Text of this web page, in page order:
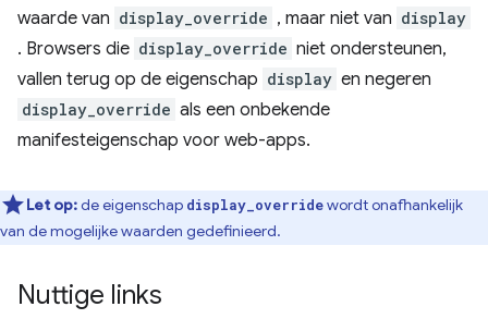
waarde van display_override , maar niet van display
. Browsers die display_override niet ondersteunen,
vallen terug op de eigenschap display en negeren
display_override als een onbekende
manifesteigenschap voor web-apps.
Let op:de eigenschap display_overridewordt onafhankelijk
van de mogelijke waarden gedefinieerd.
Nuttige links